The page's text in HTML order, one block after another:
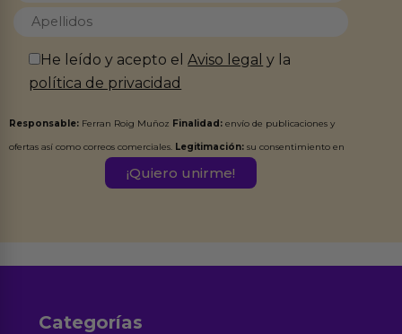
He leído y acepto elAviso legal y la
política de privacidad
Responsable: Ferran Roig Muñoz Finalidad: envío de publicaciones y
ofertas así como correos comerciales. Legitimación: su consentimiento en
Destinatarios:Ferran Roig Muñoz. Podrás ejercer tus
Categorías